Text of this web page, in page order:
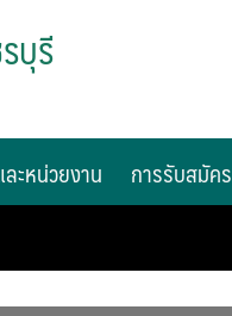
บุรี
ะหน่วยงาน การรับสมัคร